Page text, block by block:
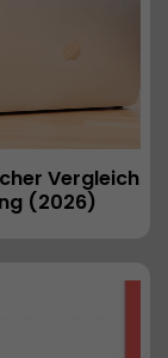
Vergleich
(2026)